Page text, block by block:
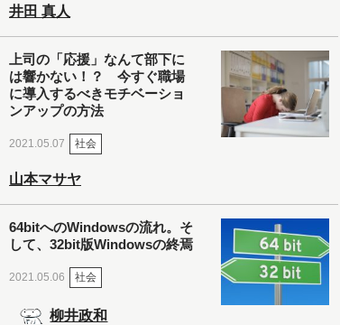
井田 真人
上司の「応援」なんて部下に
は響かない！？ 今すぐ職場
に導入するべきモチベーショ
ンアップの方法
2021.05.07 社会
山本マサヤ
64bitへのWindowsの流れ。そ
して、32bit版Windowsの終焉
2021.05.06 社会
柳井政和